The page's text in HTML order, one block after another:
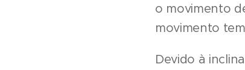
o movimento
movimento
Devido à